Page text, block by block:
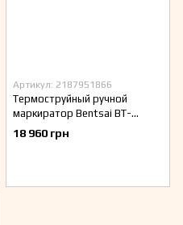
Артикул: 2187951866
Термоструйный ручной
маркиратор Bentsai BT-
HH6105B1
18 960 грн